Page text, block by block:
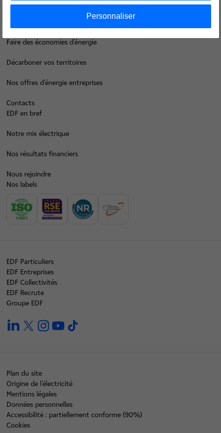
Faire des économies d’énergie
Décarboner vos territoires
Nos offres d’énergie entreprises
Contacts
EDF en bref
Notre mix électrique
Nos résultats financiers
Nous rejoindre
Nos labels
EDF Particuliers
EDF Entreprises
EDF Collectivités
EDF Recrute
Groupe EDF
linkedintwitterinstagramyoutube
Plan du site
Origine de l'électricité
Mentions légales
Données personnelles
Accessibilité : partiellement conforme (90%)
Cookies
Personnaliser